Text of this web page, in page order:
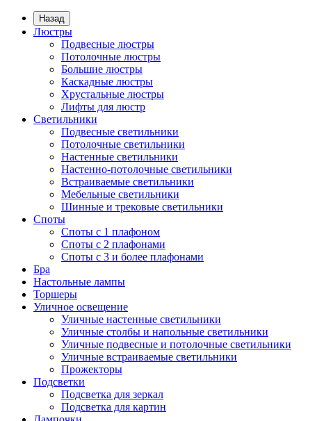
Назад
Люстры
Подвесные люстры
Потолочные люстры
Большие люстры
Каскадные люстры
Хрустальные люстры
Лифты для люстр
Светильники
Подвесные светильники
Потолочные светильники
Настенные светильники
Настенно-потолочные светильники
Встраиваемые светильники
Мебельные светильники
Шинные и трековые светильники
Споты
Споты с 1 плафоном
Споты с 2 плафонами
Споты с 3 и более плафонами
Бра
Настольные лампы
Торшеры
Уличное освещение
Уличные настенные светильники
Уличные столбы и напольные светильники
Уличные подвесные и потолочные светильники
Уличные встраиваемые светильники
Прожекторы
Подсветки
Подсветка для зеркал
Подсветка для картин